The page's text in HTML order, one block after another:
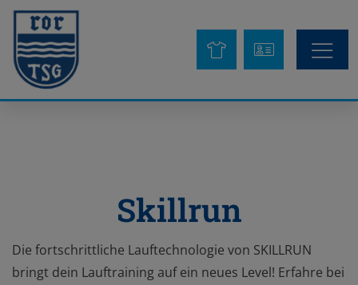
Skillrun
Die fortschrittliche Lauftechnologie von SKILLRUN
bringt dein Lauftraining auf ein neues Level! Erfahre bei